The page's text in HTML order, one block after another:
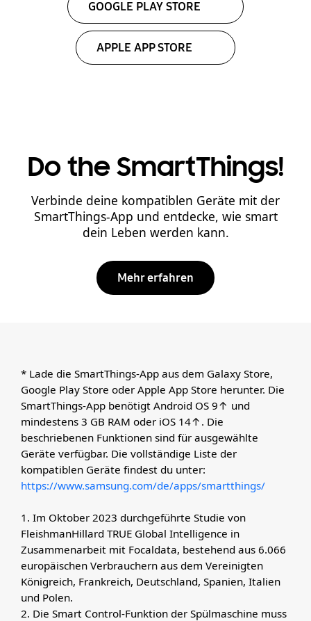
GOOGLE PLAY STORE
APPLE APP STORE
Do the SmartThings!
Verbinde deine kompatiblen Geräte mit der
SmartThings-App und entdecke, wie smart
dein Leben werden kann.
Mehr erfahren
* Lade die SmartThings-App aus dem Galaxy Store,
Google Play Store oder Apple App Store herunter. Die
SmartThings-App benötigt Android OS 9↑ und
mindestens 3 GB RAM oder iOS 14↑. Die
beschriebenen Funktionen sind für ausgewählte
Geräte verfügbar. Die vollständige Liste der
kompatiblen Geräte findest du unter:
https://www.samsung.com/de/apps/smartthings/
1. Im Oktober 2023 durchgeführte Studie von
FleishmanHillard TRUE Global Intelligence in
Zusammenarbeit mit Focaldata, bestehend aus 6.066
europäischen Verbrauchern aus dem Vereinigten
Königreich, Frankreich, Deutschland, Spanien, Italien
und Polen.
2. Die Smart Control-Funktion der Spülmaschine muss